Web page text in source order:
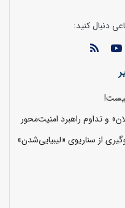
دنبال کنید:
و تداوم راهبرد امنیت‌محور
از سناریوی «لیبیایی‌شدن»